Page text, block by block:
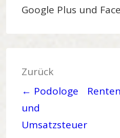
Google Plus und
Zurück
← Podologe
und
Umsatzsteuer